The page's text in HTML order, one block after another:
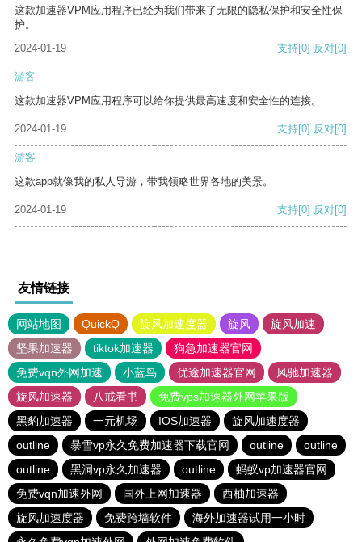
这款加速器VPM应用程序已经为我们带来了无限的隐私保护和安全性保
护。
2024-01-19
支持[0] 反对[0]
游客
这款加速器VPM应用程序可以给你提供最高速度和安全性的连接。
2024-01-19 支持[0] 反对[0]
游客
这款app就像我的私人导游，带我领略世界各地的美景。
2024-01-19 支持[0] 反对[0]
友情链接
网站地图 QuickQ 旋风加速度器 旋风
旋风加速
坚果加速器
tiktok加速器
狗急加速器官网
免费vqn外网加速
小蓝鸟 优途加速器官网
风驰加速器
旋风加速器
八戒看书
免费vps加速器外网苹果版
黑豹加速器
一元机场 IOS加速器
旋风加速度器
outline
暴雪vp永久免费加速器下载官网 outline
outline
outline
黑洞vp永久加速器 outline
蚂蚁vp加速器官网
免费vqn加速外网
国外上网加速器
西柚加速器
旋风加速度器
免费跨墙软件
海外加速器试用一小时